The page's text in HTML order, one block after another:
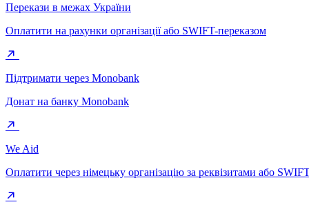
Перекази в межах України
Оплатити на рахунки організації або SWIFT-переказом
Підтримати через Monobank
Донат на банку Monobank
We Aid
Оплатити через німецьку організацію за реквізитами або